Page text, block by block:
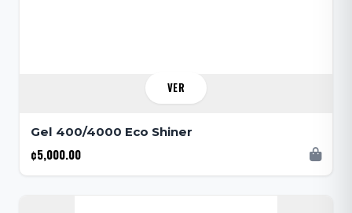
VER
Gel 400/4000 Eco Shiner
¢5,000.00